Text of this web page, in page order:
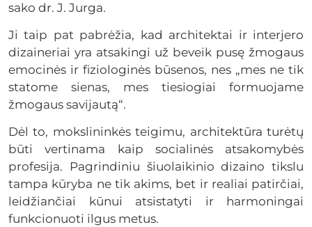
sako dr. J. Jurga.
Ji taip pat pabrėžia, kad architektai ir interjero
dizaineriai yra atsakingi už beveik pusę žmogaus
emocinės ir fiziologinės būsenos, nes „mes ne tik
statome sienas, mes tiesiogiai formuojame
žmogaus savijautą“.
Dėl to, mokslininkės teigimu, architektūra turėtų
būti vertinama kaip socialinės atsakomybės
profesija. Pagrindiniu šiuolaikinio dizaino tikslu
tampa kūryba ne tik akims, bet ir realiai patirčiai,
leidžiančiai kūnui atsistatyti ir harmoningai
funkcionuoti ilgus metus.